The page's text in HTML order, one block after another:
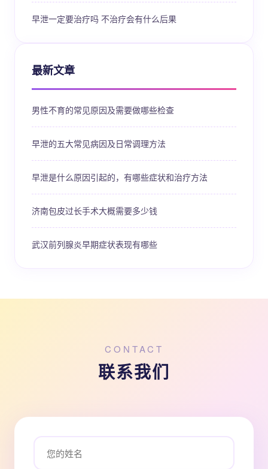
早泄一定要治疗吗 不治疗会有什么后果
最新文章
男性不育的常见原因及需要做哪些检查
早泄的五大常见病因及日常调理方法
早泄是什么原因引起的，有哪些症状和治疗方法
济南包皮过长手术大概需要多少钱
武汉前列腺炎早期症状表现有哪些
CONTACT
联系我们